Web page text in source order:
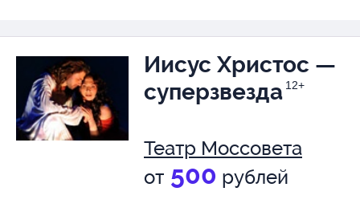
Иисус Христос —
суперзвезда 12+
Театр Моссовета
от 500 рублей